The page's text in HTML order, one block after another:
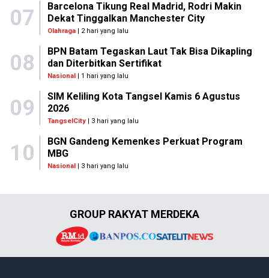
07
Barcelona Tikung Real Madrid, Rodri Makin
Dekat Tinggalkan Manchester City
Olahraga| 2 hari yang lalu
08
BPN Batam Tegaskan Laut Tak Bisa Dikapling
dan Diterbitkan Sertifikat
Nasional| 1 hari yang lalu
09
SIM Keliling Kota Tangsel Kamis 6 Agustus
2026
TangselCity| 3 hari yang lalu
10
BGN Gandeng Kemenkes Perkuat Program
MBG
Nasional| 3 hari yang lalu
GROUP RAKYAT MERDEKA